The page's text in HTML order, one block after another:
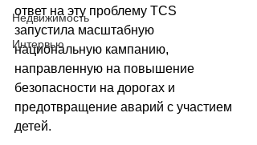
Недвижимость
Интервью
ответ на эту проблему TCS
запустила масштабную
национальную кампанию,
направленную на повышение
безопасности на дорогах и
предотвращение аварий с участием
детей.